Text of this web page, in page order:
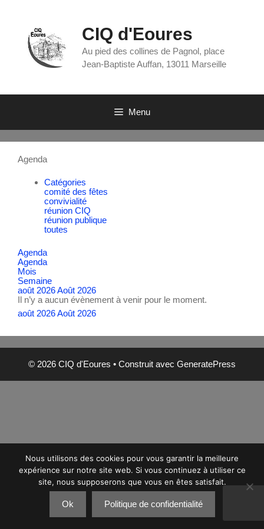
CIQ d'Eoures
Au pied des collines de Pagnol, place
Jean-Baptiste Auffan, 13011 Marseille
Menu
Agenda
Catégories
comité des fêtes
convivialité
réunion CIQ
réunion publique
toutes
Agenda
Agenda
Mois
Semaine
août 2026Août 2026
Il n’y a aucun évènement à venir pour le moment.
août 2026Août 2026
© 2026 CIQ d'Eoures • Construit avec GeneratePress
Nous utilisons des cookies pour vous garantir la meilleure
expérience sur notre site web. Si vous continuez à utiliser ce
site, nous supposerons que vous en êtes satisfait.
Ok Politique de confidentialité